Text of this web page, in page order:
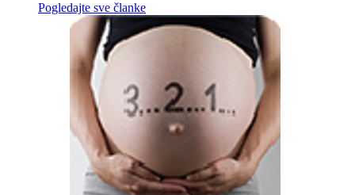
Pogledajte sve članke